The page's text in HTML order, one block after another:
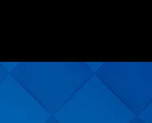
Career Stories